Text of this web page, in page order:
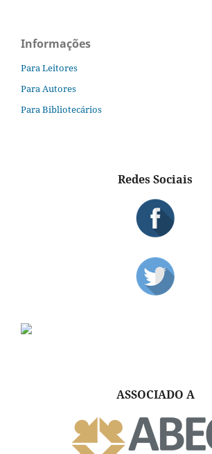
Informações
Para Leitores
Para Autores
Para Bibliotecários
Redes Sociais
ASSOCIADO A